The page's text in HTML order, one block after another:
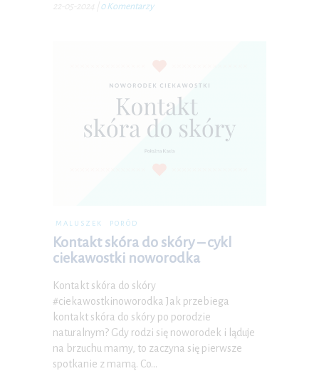
22-05-2024 0 Komentarzy
MALUSZEK PORÓD
Kontakt skóra do skóry – cykl
ciekawostki noworodka
Kontakt skóra do skóry
#ciekawostkinoworodka Jak przebiega
kontakt skóra do skóry po porodzie
naturalnym? Gdy rodzi się noworodek i ląduje
na brzuchu mamy, to zaczyna się pierwsze
spotkanie z mamą. Co…